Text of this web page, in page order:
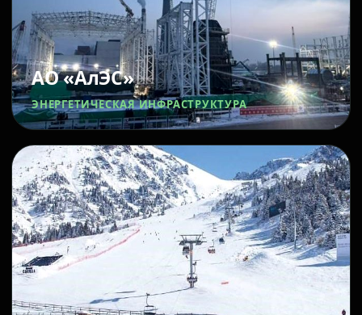
АО «АлЭС»
ЭНЕРГЕТИЧЕСКАЯ ИНФРАСТРУКТУРА